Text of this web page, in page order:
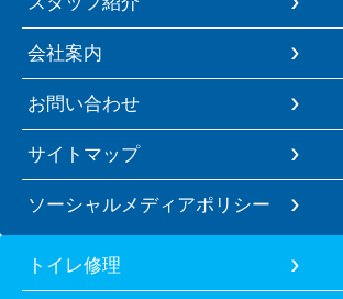
会社案内
お問い合わせ
サイトマップ
ソーシャルメディアポリシー
トイレ修理